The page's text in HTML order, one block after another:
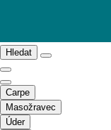
Hledat
Carpe
Masožravec
Úder